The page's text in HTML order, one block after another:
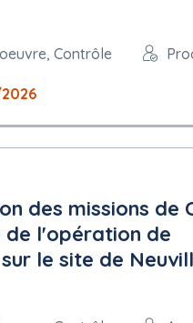
Contrôle
des missions de
de l'opération de
le site de